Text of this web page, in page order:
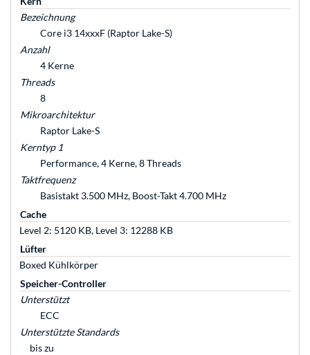
Bezeichnung
Core i3 14xxxF (Raptor Lake-S)
Anzahl
4 Kerne
Threads
8
Mikroarchitektur
Raptor Lake-S
Kerntyp 1
Performance, 4 Kerne, 8 Threads
Taktfrequenz
Basistakt 3.500 MHz, Boost-Takt 4.700 MHz
Cache
Level 2: 5120 KB, Level 3: 12288 KB
Lüfter
Boxed Kühlkörper
Speicher-Controller
Unterstützt
ECC
Unterstützte Standards
bis zu